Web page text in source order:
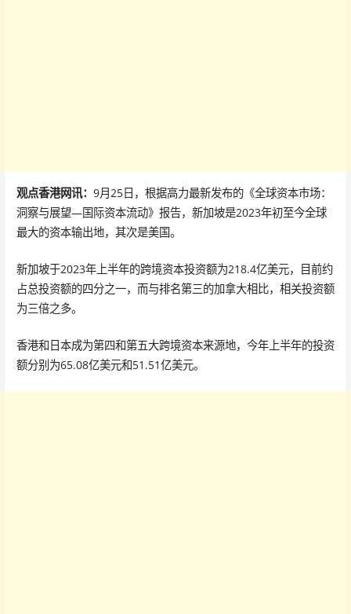
观点香港网讯： 9月25日，根据高力最新发布的《全球资本市场：
洞察与展望—国际资本流动》报告，新加坡是2023年初至今全球
最大的资本输出地，其次是美国。
新加坡于2023年上半年的跨境资本投资额为218.4亿美元，目前约
占总投资额的四分之一，而与排名第三的加拿大相比，相关投资额
为三倍之多。
香港和日本成为第四和第五大跨境资本来源地，今年上半年的投资
额分别为65.08亿美元和51.51亿美元。